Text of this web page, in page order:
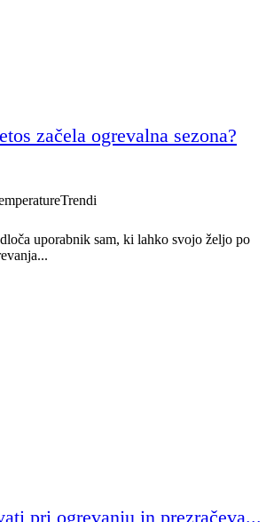
začela ogrevalna sezona?
Trendi
uporabnik sam, ki lahko svojo željo po
pri ogrevanju in prezračeva...